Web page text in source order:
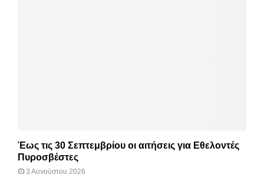
Έως τις 30 Σεπτεμβρίου οι αιτήσεις για Εθελοντές
Πυροσβέστες
3 Αυγούστου 2026